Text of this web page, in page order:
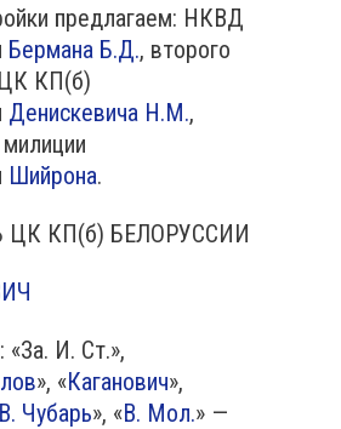
предлагаем: НКВД
Бермана Б.Д., второго
КП(б)
Денискевича Н.М.,
Шийрона.
ЦК КП(б) БЕЛОРУССИИ
И. Ст.»,
», «Каганович»,
В. Чубарь», «В. Мол.» —